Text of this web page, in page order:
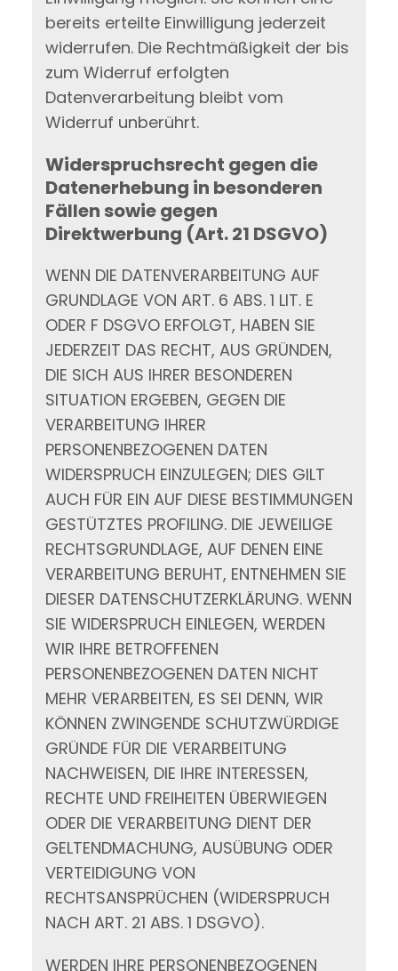
bereits erteilte Einwilligung jederzeit
widerrufen. Die Rechtmäßigkeit der bis
zum Widerruf erfolgten
Datenverarbeitung bleibt vom
Widerruf unberührt.
Widerspruchsrecht gegen die
Datenerhebung in besonderen
Fällen sowie gegen
Direktwerbung (Art. 21 DSGVO)
WENN DIE DATENVERARBEITUNG AUF
GRUNDLAGE VON ART. 6 ABS. 1 LIT. E
ODER F DSGVO ERFOLGT, HABEN SIE
JEDERZEIT DAS RECHT, AUS GRÜNDEN,
DIE SICH AUS IHRER BESONDEREN
SITUATION ERGEBEN, GEGEN DIE
VERARBEITUNG IHRER
PERSONENBEZOGENEN DATEN
WIDERSPRUCH EINZULEGEN; DIES GILT
AUCH FÜR EIN AUF DIESE BESTIMMUNGEN
GESTÜTZTES PROFILING. DIE JEWEILIGE
RECHTSGRUNDLAGE, AUF DENEN EINE
VERARBEITUNG BERUHT, ENTNEHMEN SIE
DIESER DATENSCHUTZERKLÄRUNG. WENN
SIE WIDERSPRUCH EINLEGEN, WERDEN
WIR IHRE BETROFFENEN
PERSONENBEZOGENEN DATEN NICHT
MEHR VERARBEITEN, ES SEI DENN, WIR
KÖNNEN ZWINGENDE SCHUTZWÜRDIGE
GRÜNDE FÜR DIE VERARBEITUNG
NACHWEISEN, DIE IHRE INTERESSEN,
RECHTE UND FREIHEITEN ÜBERWIEGEN
ODER DIE VERARBEITUNG DIENT DER
GELTENDMACHUNG, AUSÜBUNG ODER
VERTEIDIGUNG VON
RECHTSANSPRÜCHEN (WIDERSPRUCH
NACH ART. 21 ABS. 1 DSGVO).
WERDEN IHRE PERSONENBEZOGENEN